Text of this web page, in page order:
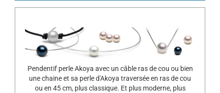
Pendentif perle Akoya avec un câble ras de cou ou bien
une chaine et sa perle d'Akoya traversée en ras de cou
ou en 45 cm, plus classique. Et plus moderne, plus